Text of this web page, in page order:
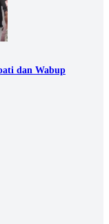
dan Wabup